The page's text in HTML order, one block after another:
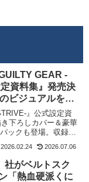
GEAR -
資料集』発売決
ビジュアルを網
典も必見』公式設定資
下ろしカバー＆豪華
ックも登場。収録内
2026.02.24 2026.07.06
社がベルトスク
「熱血硬派くに